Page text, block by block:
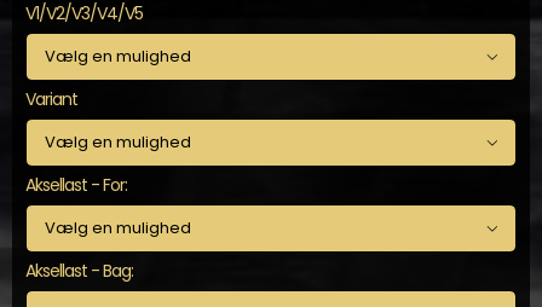
V1/V2/V3/V4/V5

Variant

Aksellast - For:

Aksellast - Bag: